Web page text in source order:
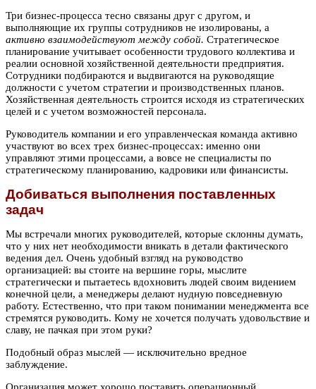
Три бизнес-процесса тесно связаны друг с другом, и
выполняющие их группы сотрудников не изолированы, а
активно взаимодействуют между собой. Стратегическое
планирование учитывает особенности трудового коллектива и
реалии основной хозяйственной деятельности предприятия.
Сотрудники подбираются и выдвигаются на руководящие
должности с учетом стратегии и производственных планов.
Хозяйственная деятельность строится исходя из стратегических
целей и с учетом возможностей персонала.
Руководитель компании и его управленческая команда активно
участвуют во всех трех бизнес-процессах: именно они
управляют этими процессами, а вовсе не специалисты по
стратегическому планированию, кадровики или финансисты.
Добиваться выполнения поставленных
задач
Мы встречали многих руководителей, которые склонны думать,
что у них нет необходимости вникать в детали фактического
ведения дел. Очень удобный взгляд на руководство
организацией: вы стоите на вершине горы, мыслите
стратегически и пытаетесь вдохновить людей своим видением
конечной цели, а менеджеры делают нудную повседневную
работу. Естественно, что при таком понимании менеджмента все
стремятся руководить. Кому не хочется получать удовольствие и
славу, не пачкая при этом руки?
Подобный образ мыслей — исключительно вредное
заблуждение.